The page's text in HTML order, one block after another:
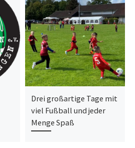
Drei großartige Tage mit
viel Fußball und jeder
Menge Spaß